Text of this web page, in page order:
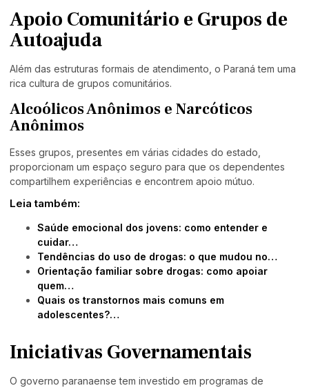
Apoio Comunitário e Grupos de
Autoajuda
Além das estruturas formais de atendimento, o Paraná tem uma
rica cultura de grupos comunitários.
Alcoólicos Anônimos e Narcóticos
Anônimos
Esses grupos, presentes em várias cidades do estado,
proporcionam um espaço seguro para que os dependentes
compartilhem experiências e encontrem apoio mútuo.
Leia também:
Saúde emocional dos jovens: como entender e
cuidar…
Tendências do uso de drogas: o que mudou no…
Orientação familiar sobre drogas: como apoiar
quem…
Quais os transtornos mais comuns em
adolescentes?…
Iniciativas Governamentais
O governo paranaense tem investido em programas de